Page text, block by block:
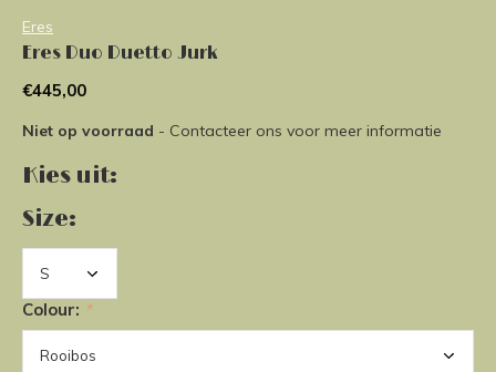
Eres
Eres Duo Duetto Jurk
€445,00
Niet op voorraad - Contacteer ons voor meer informatie
Kies uit:
Size:
Colour: *